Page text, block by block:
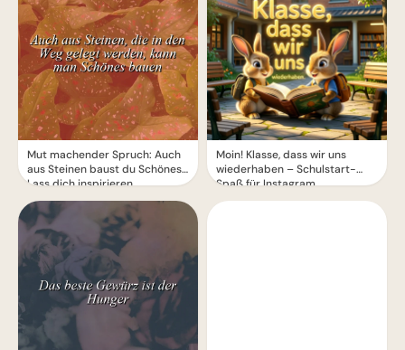
Mut machender Spruch: Auch
aus Steinen baust du Schönes!
Lass dich inspirieren.
Moin! Klasse, dass wir uns
wiederhaben – Schulstart-
Spaß für Instagram